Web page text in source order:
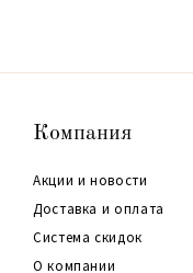
Компания
Акции и новости
Доставка и оплата
Система скидок
О компании